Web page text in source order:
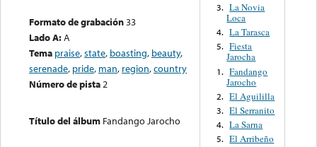
Formato de grabación33
Lado A:A
Tema praise,state, boasting, beauty,
serenade, pride, man, region,country
Número de pista2
Título del álbum Fandango Jarocho
3. La Novia
Loca
4. La Tarasca
5. Fiesta
Jarocha
1. Fandango
Jarocho
2. El Aguililla
3. El Serranito
4. La Sarna
5. El Arribeño